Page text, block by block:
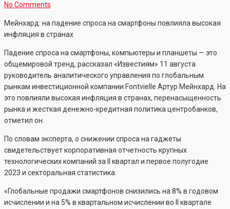
No Comments
Мейнхард: на падение спроса на смартфоны повлияла высокая
инфляция в странах
Падение спроса на смартфоны, компьютеры и планшеты — это
общемировой тренд, рассказал «Известиям» 11 августа
руководитель аналитического управления по глобальным
рынкам инвестиционной компании Fontvielle Артур Мейнхард. На
это повлияли высокая инфляция в странах, перенасыщенность
рынка и жесткая денежно-кредитная политика центробанков,
отметил он.
По словам эксперта, о снижении спроса на гаджеты
свидетельствует корпоративная отчетность крупных
технологических компаний за II квартал и первое полугодие
2023 и секторальная статистика.
«Глобальные продажи смартфонов снизились на 8% в годовом
исчислении и на 5% в квартальном исчислении во II квартале